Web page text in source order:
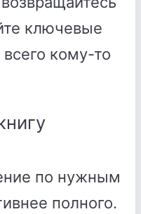
ключевые
кому-то
по нужным
полного.